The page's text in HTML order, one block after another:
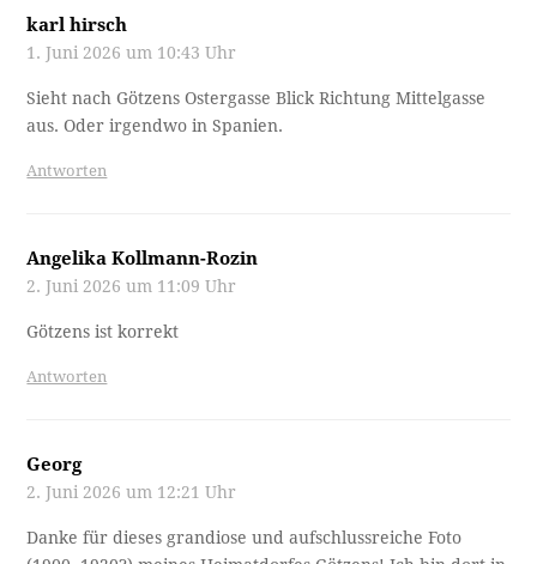
karl hirsch
1. Juni 2026 um 10:43 Uhr
Sieht nach Götzens Ostergasse Blick Richtung Mittelgasse
aus. Oder irgendwo in Spanien.
Antworten
Angelika Kollmann-Rozin
2. Juni 2026 um 11:09 Uhr
Götzens ist korrekt
Antworten
Georg
2. Juni 2026 um 12:21 Uhr
Danke für dieses grandiose und aufschlussreiche Foto